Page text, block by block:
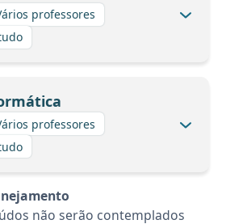
professores
professores
não serão contemplados